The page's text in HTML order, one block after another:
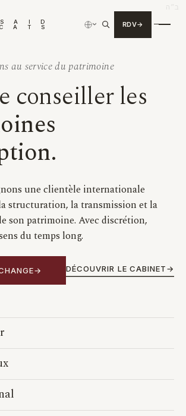
S A I
D
C A T S › RDV
au service du patrimoine
conseiller les
une clientèle internationale
structuration, latransmission et la
son patrimoine. Avec discrétion,
du temps long.
DÉCOUVRIR LE CABINET